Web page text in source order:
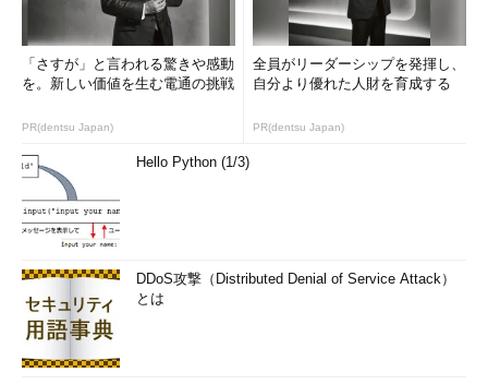
また、セキュリティテストの自動化は、インフラ構成管理を自
動化するInfrastructre as a Code（IaaC）を実践する際にも有効
だ。シノプシス セキュリティ ソリューション リージョナルセー
ルスマネジャーのミシェル・マチューロ氏は、次のように付け加
える。「さまざまなオーケストレーションツールとテストツール
実装できるようになる。それも、より短いサイクルでだ」（マチ
ューロ氏）。
シノプシスではこうした開発手法を
「ソフトウェア・サインオフ」と表現し
ている。ソフトウェア開発時、マイルス
トーンごとに一定のクオリティやセキュ
リティを満たしているかどうかのテスト
を自動的に実行し、それをクリアしなけ
「さすが」と言われる驚きや感動
を。新しい価値を生む電通の挑戦
PR(dentsu Japan)
全員がリーダーシップを発揮し、
自分より優れた人財を育成する
PR(dentsu Japan)
Hello Python (1/3)
DDoS攻撃（Distributed Denial of Service Attack）
とは